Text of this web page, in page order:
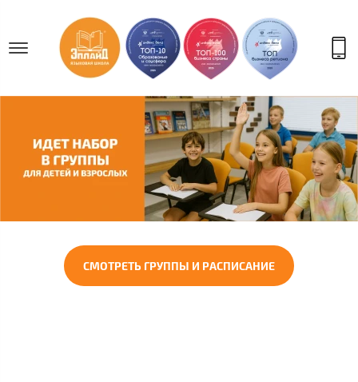
СМОТРЕТЬ ГРУППЫ И РАСПИСАНИЕ